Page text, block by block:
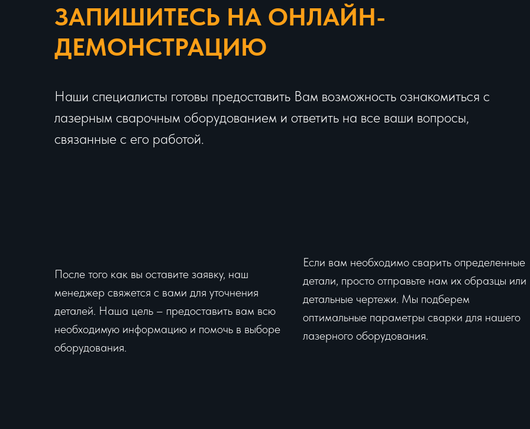
ЗАПИШИТЕСЬ НА ОНЛАЙН-
ДЕМОНСТРАЦИЮ
Наши специалисты готовы предоставить Вам возможность ознакомиться с
лазерным сварочным оборудованием и ответить на все ваши вопросы,
связанные с его работой.
После того как вы оставите заявку, наш
менеджер свяжется с вами для уточнения
деталей. Наша цель – предоставить вам всю
необходимую информацию и помочь в выборе
оборудования.
Если вам необходимо сварить определенные
детали, просто отправьте нам их образцы или
детальные чертежи. Мы подберем
оптимальные параметры сварки для нашего
лазерного оборудования.